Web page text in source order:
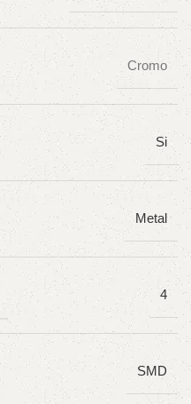
Cromo
Si
Metal
4
SMD